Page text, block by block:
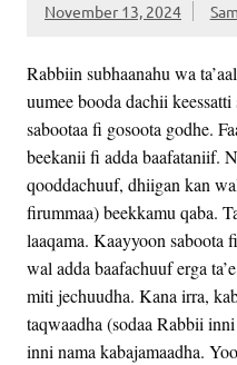
November 13, 2024
Rabbiin subhaanahu wa
uumee booda dachii
sabootaa fi gosoota godhe.
beekanii fi adda baafataniif.
qooddachuuf, dhiigan kan
firummaa) beekkamu qaba.
laaqama. Kaayyoon saboota
wal adda baafachuuf erga
miti jechuudha. Kana irra,
taqwaadha (sodaa Rabbii
inni nama kabajamaadha.